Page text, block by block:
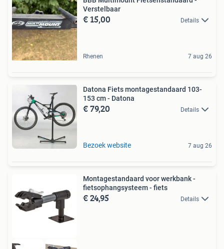
Verstelbaar
€ 15,00 Details
Rhenen 7 aug 26
Datona Fiets montagestandaard 103-
153 cm - Datona
€ 79,20 Details
Bezoek website 7 aug 26
Montagestandaard voor werkbank -
fietsophangsysteem - fiets
€ 24,95 Details